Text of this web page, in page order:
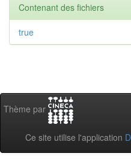
Contenant des fichiers
true
Thème par
Ce site utilise l'application